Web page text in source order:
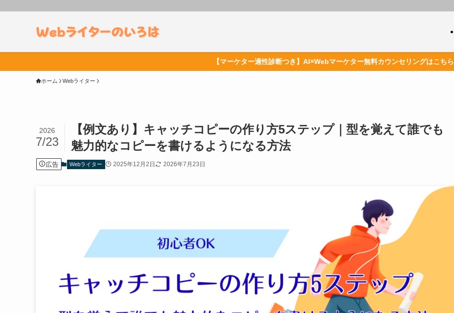
【マーケター適性診断つき】AI×Webマーケター無料カウンセリングはこちら
ホーム Webライター
【例文あり】キャッチコピーの作り方5ステップ｜型を覚えて誰でも
魅力的なコピーを書けるようになる方法
2026
7/23
広告 Webライター 2025年12月2日 2026年7月23日